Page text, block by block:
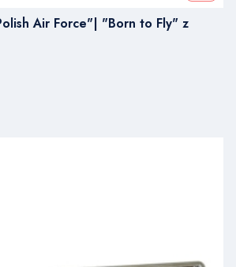
Air Force"| "Born to Fly" z